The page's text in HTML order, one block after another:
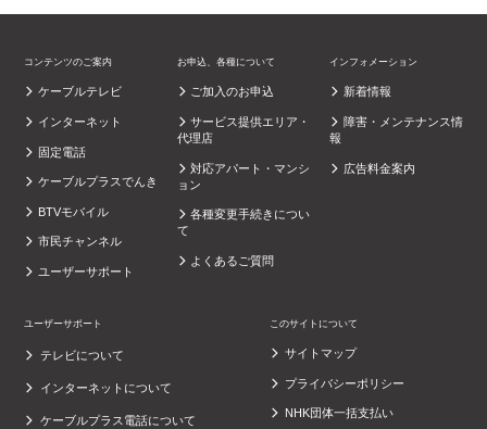
コンテンツのご案内
ケーブルテレビ
インターネット
固定電話
ケーブルプラスでんき
BTVモバイル
市民チャンネル
ユーザーサポート
お申込、各種について
ご加入のお申込
サービス提供エリア・
代理店
対応アパート・マンシ
ョン
各種変更手続きについ
て
よくあるご質問
インフォメーション
新着情報
障害・メンテナンス情
報
広告料金案内
ユーザーサポート
テレビについて
インターネットについて
ケーブルプラス電話について
このサイトについて
サイトマップ
プライバシーポリシー
NHK団体一括支払い